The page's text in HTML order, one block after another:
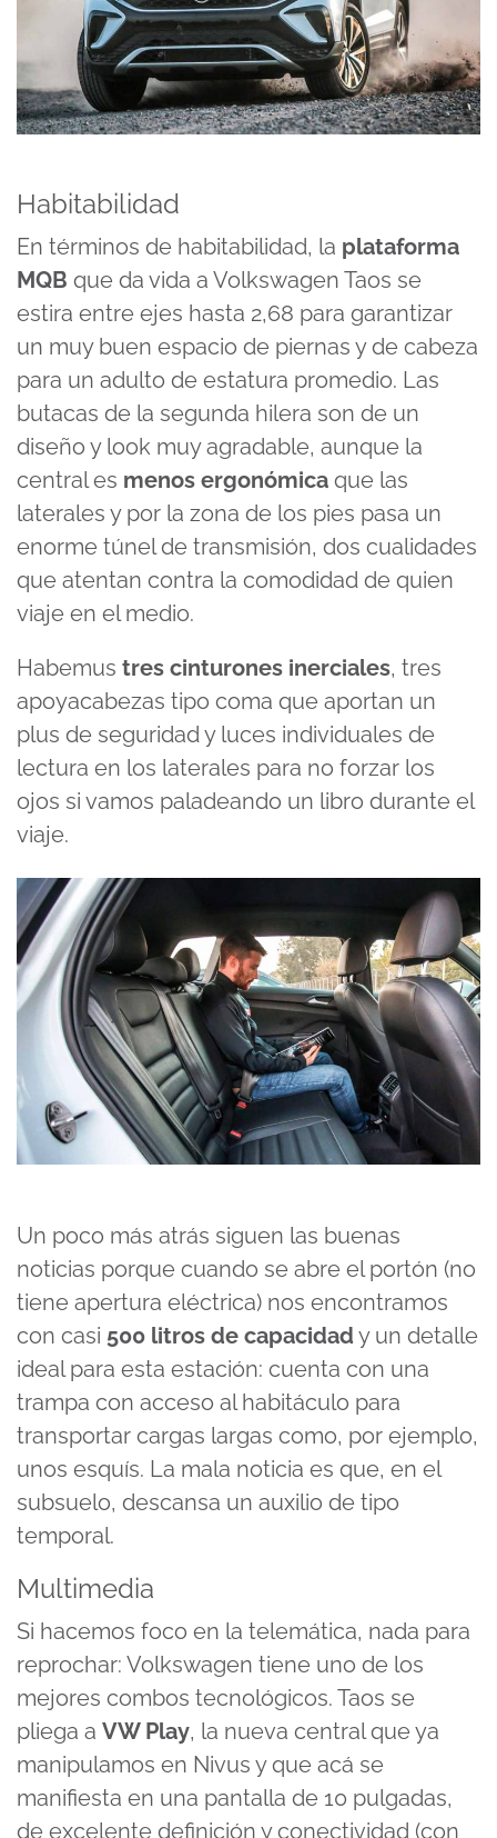
Habitabilidad
En términos de habitabilidad, la plataforma
MQB que da vida a Volkswagen Taos se
estira entre ejes hasta 2,68 para garantizar
un muy buen espacio de piernas y de cabeza
para un adulto de estatura promedio. Las
butacas de la segunda hilera son de un
diseño y look muy agradable, aunque la
central es menos ergonómica que las
laterales y por la zona de los pies pasa un
enorme túnel de transmisión, dos cualidades
que atentan contra la comodidad de quien
viaje en el medio.
Habemus tres cinturones inerciales, tres
apoyacabezas tipo coma que aportan un
plus de seguridad y luces individuales de
lectura en los laterales para no forzar los
ojos si vamos paladeando un libro durante el
viaje.
Un poco más atrás siguen las buenas
noticias porque cuando se abre el portón (no
tiene apertura eléctrica) nos encontramos
con casi 500 litros de capacidad y un detalle
ideal para esta estación: cuenta con una
trampa con acceso al habitáculo para
transportar cargas largas como, por ejemplo,
unos esquís. La mala noticia es que, en el
subsuelo, descansa un auxilio de tipo
temporal.
Multimedia
Si hacemos foco en la telemática, nada para
reprochar: Volkswagen tiene uno de los
mejores combos tecnológicos. Taos se
pliega a VW Play, la nueva central que ya
manipulamos en Nivus y que acá se
manifiesta en una pantalla de 10 pulgadas,
de excelente definición y conectividad (con